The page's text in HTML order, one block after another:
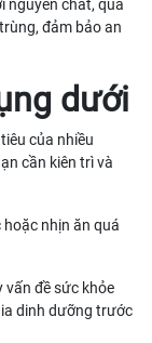
nguyên chất, qua
đảm bảo an
dưới
của nhiều
cần kiên trì và
nhịn ăn quá
vấn đề sức khỏe
dinh dưỡng trước